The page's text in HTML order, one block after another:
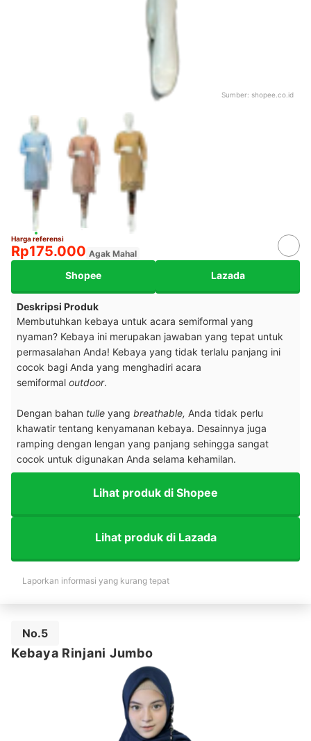
Sumber: shopee.co.id
Harga referensi
Rp175.000 Agak Mahal
Shopee Lazada
Deskripsi Produk
Membutuhkan kebaya untuk acara semiformal yang
nyaman? Kebaya ini merupakan jawaban yang tepat untuk
permasalahan Anda! Kebaya yang tidak terlalu panjang ini
cocok bagi Anda yang menghadiri acara
semiformal outdoor.
Dengan bahan tulle yang breathable, Anda tidak perlu
khawatir tentang kenyamanan kebaya. Desainnya juga
ramping dengan lengan yang panjang sehingga sangat
cocok untuk digunakan Anda selama kehamilan.
Lihat produk di Shopee
Lihat produk di Lazada
Laporkan informasi yang kurang tepat
No.5
Kebaya Rinjani Jumbo